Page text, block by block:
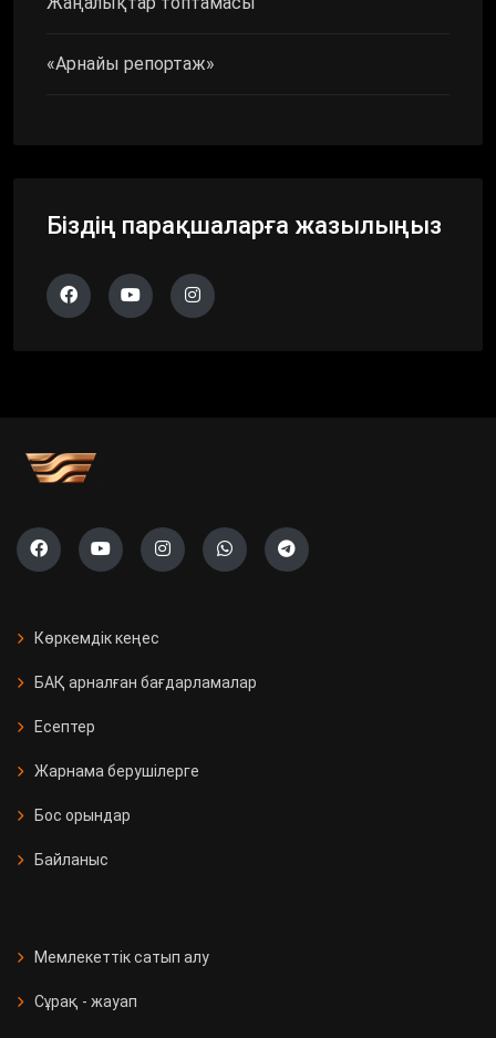
«Арнайы репортаж»
Біздің парақшаларға жазылыңыз
Көркемдік кеңес
БАҚ арналған бағдарламалар
Есептер
Жарнама берушілерге
Бос орындар
Байланыс
Мемлекеттік сатып алу
Сұрақ - жауап